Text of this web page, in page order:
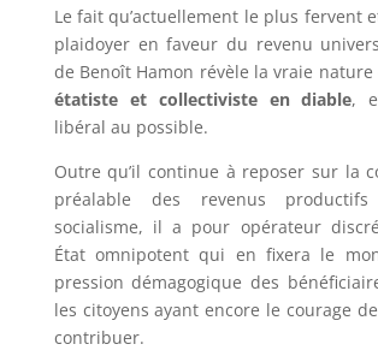
Le fait qu’actuellement le plus fervent
plaidoyer en faveur du revenu
de Benoît Hamon révèle la vraie
étatiste et collectiviste en diable,
libéral au possible.
Outre qu’il continue à reposer sur la
préalable des revenus
socialisme, il a pour opérateur
État omnipotent qui en fixera le
pression démagogique des
les citoyens ayant encore le courage
contribuer.